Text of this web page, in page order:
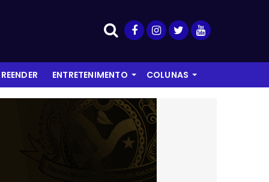
ENTRETENIMENTO COLUNAS